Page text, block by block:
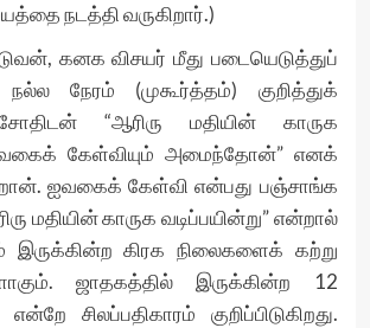
நடத்தி வருகிறார்.)
கனக விசயர் மீது படையெடுத்துப்
நல்ல நேரம் (முகூர்த்தம்) குறித்துக்
“ஆரிரு மதியின் காருக
ஐவகைக் கேள்வியும் அமைந்தோன்” எனக்
ஐவகைக் கேள்வி என்பது பஞ்சாங்க
மதியின் காருக வடிப்பயின்று” என்றால்
இருக்கின்ற கிரக நிலைகளைக் கற்று
ஜாதகத்தில் இருக்கின்ற 12
சிலப்பதிகாரம் குறிப்பிடுகிறது.